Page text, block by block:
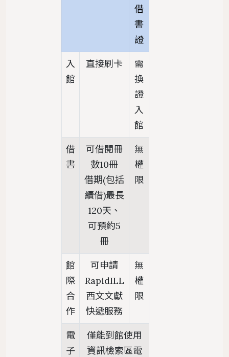
借
書
證
入
館
直接刷卡
需
換
證
入
館
借
書
可借閱冊
數10冊
借期(包括
續借)最長
120天、
可預約5
冊
無
權
限
館
際
合
作
可申請
RapidILL
西文文獻
快遞服務
無
權
限
電
子
僅能到館使用
資訊檢索區電